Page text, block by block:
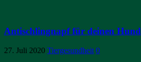
Antischlingnapf für deinen Hund
27. Juli 2020 Tiergesundheit 0